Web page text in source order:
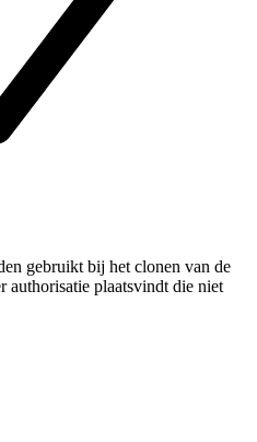
gebruikt bij het clonen van de
authorisatie plaatsvindt die niet